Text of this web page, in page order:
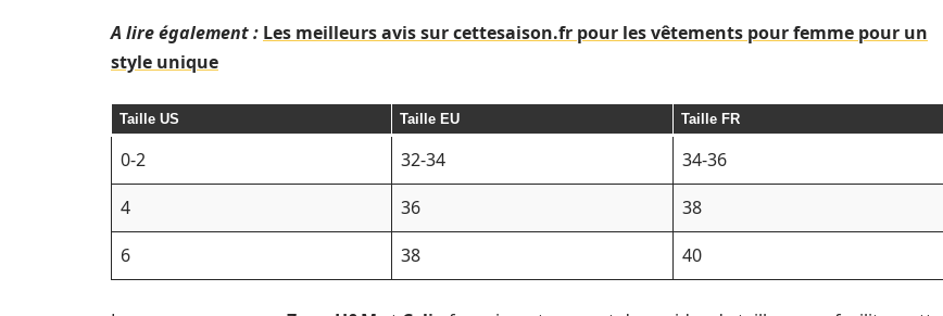
A lire également : Les meilleurs avis sur cettesaison.fr pour les vêtements pour femme pour un
style unique
Taille US Taille EU Taille FR
0-2 32-34
34-36
4
36
38
6
38 40